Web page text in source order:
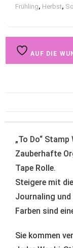
Frühling, Herbst,
AUF DIE
„To Do“
Zauberhafte
Tape Rolle.
Steigere mit
Journaling
Farben sind
Sie kommen